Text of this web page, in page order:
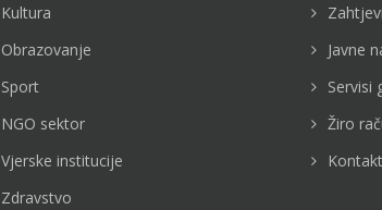
Kultura
Obrazovanje
Sport
NGO sektor
Vjerske institucije
Zdravstvo
Zahtjevi
Javne
Servisi
Žiro